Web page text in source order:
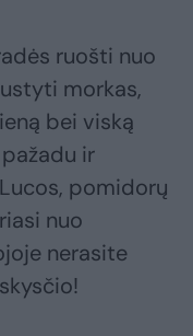
ruošti nuo
morkas,
bei viską
ir
pomidorų
nuo
nerasite